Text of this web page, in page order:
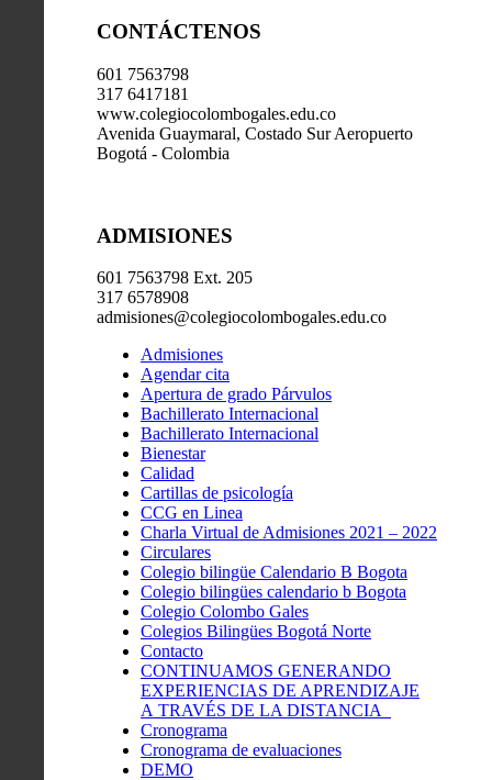
CONTÁCTENOS
601 7563798
317 6417181
www.colegiocolombogales.edu.co
Avenida Guaymaral, Costado Sur Aeropuerto
Bogotá - Colombia
ADMISIONES
601 7563798 Ext. 205
317 6578908
admisiones@colegiocolombogales.edu.co
Admisiones
Agendar cita
Apertura de grado Párvulos
Bachillerato Internacional
Bachillerato Internacional
Bienestar
Calidad
Cartillas de psicología
CCG en Linea
Charla Virtual de Admisiones 2021 – 2022
Circulares
Colegio bilingüe Calendario B Bogota
Colegio bilingües calendario b Bogota
Colegio Colombo Gales
Colegios Bilingües Bogotá Norte
Contacto
CONTINUAMOS GENERANDO
EXPERIENCIAS DE APRENDIZAJE
A TRAVÉS DE LA DISTANCIA
Cronograma
Cronograma de evaluaciones
DEMO